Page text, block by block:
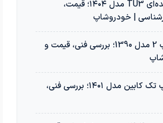
خرید پژو 207i دنده‌ای TU3 مدل ۱۴۰۴؛ قیمت،
| خودروشاپ
خرید پژو 206 تیپ 2 مدل 1390؛ بررسی فنی، قیمت و
خرید نیسان پیکاپ تک کابین مدل ۱۴۰۱؛ بررسی فنی،